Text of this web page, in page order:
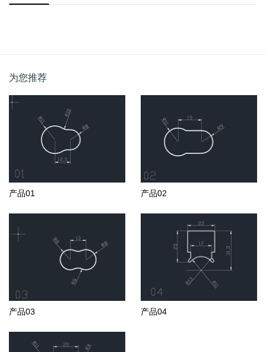
为您推荐
产品01 产品02
产品03 产品04